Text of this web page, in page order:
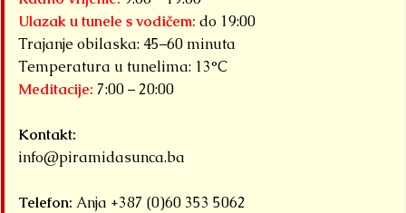
Ulazak u tunele s vodičem: do 19:00
Trajanje obilaska: 45–60 minuta
Temperatura u tunelima: 13°C
Meditacije: 7:00 – 20:00
Kontakt:
info@piramidasunca.ba
Telefon: Anja +387 (0)60 353 5062